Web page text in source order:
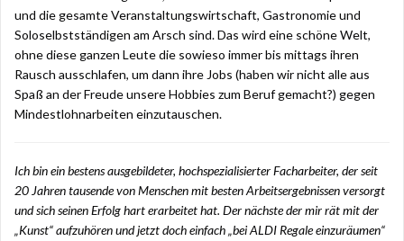
und die gesamte Veranstaltungswirtschaft, Gastronomie und
Soloselbstständigen am Arsch sind. Das wird eine schöne Welt,
ohne diese ganzen Leute die sowieso immer bis mittags ihren
Rausch ausschlafen, um dann ihre Jobs (haben wir nicht alle aus
Spaß an der Freude unsere Hobbies zum Beruf gemacht?) gegen
Mindestlohnarbeiten einzutauschen.
Ich bin ein bestens ausgebildeter, hochspezialisierter Facharbeiter, der seit
20 Jahren tausende von Menschen mit besten Arbeitsergebnissen versorgt
und sich seinen Erfolg hart erarbeitet hat. Der nächste der mir rät mit der
„Kunst“ aufzuhören und jetzt doch einfach „bei ALDI Regale einzuräumen“